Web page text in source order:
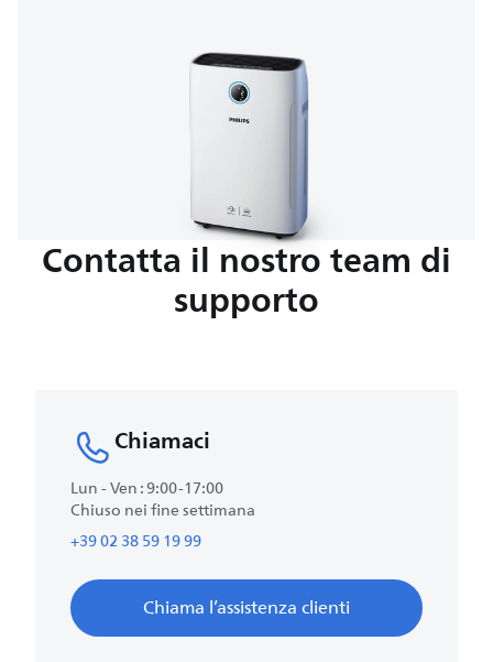
Contatta il nostro team di
supporto
Chiamaci
Lun - Ven : 9:00-17:00
Chiuso nei fine settimana
+39 02 38 59 19 99
Chiama l’assistenza clienti